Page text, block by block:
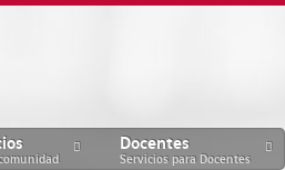
Docentes
Servicios para Docentes